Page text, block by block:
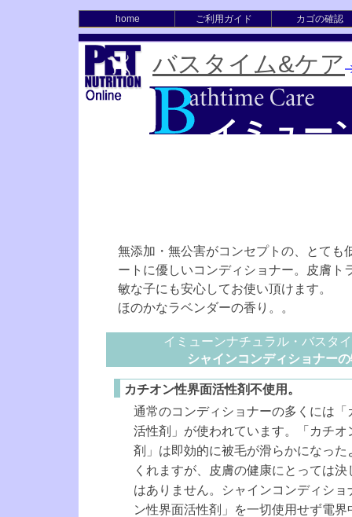
home ご利用ガイド カゴの確認
バスタイム&ケア
イミュー
無添加・無公害がコンセプトの、とても
ートに優しいコンディショナー。皮膚ト
敏な子にも安心してお使い頂けます。
ほのかなラベンダーの香り。。
イミューンナチュラル・バスタ
シャインコンディショナー
カチオン性界面活性剤不使用。
通常のコンディショナーの多くには「
活性剤」が使われています。「カチオ
剤」は即効的に被毛が滑らかになった
くれますが、皮膚の健康にとっては
はありません。シャインコンディショ
ン性界面活性剤」を一切使用せず電界